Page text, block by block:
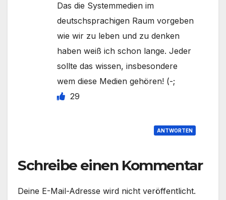
Das die Systemmedien im
deutschsprachigen Raum vorgeben
wie wir zu leben und zu denken
haben weiß ich schon lange. Jeder
sollte das wissen, insbesondere
wem diese Medien gehören! (-;
29
ANTWORTEN
Schreibe einen Kommentar
Deine E-Mail-Adresse wird nicht veröffentlicht.